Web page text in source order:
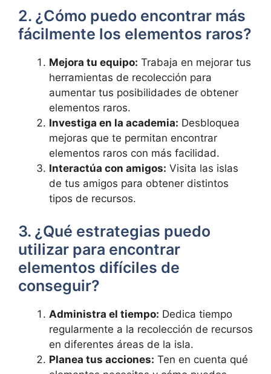
2. ¿Cómo puedo encontrar más
fácilmente los elementos raros?
Mejora tu equipo: Trabaja en mejorar tus
herramientas de recolección para
aumentar tus posibilidades de obtener
elementos raros.
Investiga en la academia: Desbloquea
mejoras que te permitan encontrar
elementos raros con más facilidad.
Interactúa con amigos: Visita las islas
de tus amigos para obtener distintos
tipos de recursos.
3. ¿Qué estrategias puedo
utilizar para encontrar
elementos difíciles de
conseguir?
Administra el tiempo: Dedica tiempo
regularmente a la recolección de recursos
en diferentes áreas de la isla.
Planea tus acciones: Ten en cuenta qué